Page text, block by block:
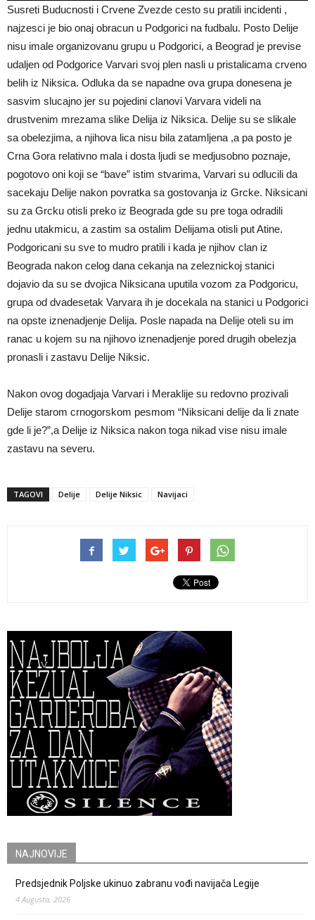
Susreti Buducnosti i Crvene Zvezde cesto su pratili incidenti ,
najzesci je bio onaj obracun u Podgorici na fudbalu. Posto Delije
nisu imale organizovanu grupu u Podgorici, a Beograd je previse
udaljen od Podgorice Varvari svoj plen nasli u pristalicama crveno
belih iz Niksica. Odluka da se napadne ova grupa donesena je
sasvim slucajno jer su pojedini clanovi Varvara videli na
drustvenim mrezama slike Delija iz Niksica. Delije su se slikale
sa obelezjima, a njihova lica nisu bila zatamljena ,a pa posto je
Crna Gora relativno mala i dosta ljudi se medjusobno poznaje,
pogotovo oni koji se “bave” istim stvarima, Varvari su odlucili da
sacekaju Delije nakon povratka sa gostovanja iz Grcke. Niksicani
su za Grcku otisli preko iz Beograda gde su pre toga odradili
jednu utakmicu, a zastim sa ostalim Delijama otisli put Atine.
Podgoricani su sve to mudro pratili i kada je njihov clan iz
Beograda nakon celog dana cekanja na zeleznickoj stanici
dojavio da su se dvojica Niksicana uputila vozom za Podgoricu,
grupa od dvadesetak Varvara ih je docekala na stanici u Podgorici
na opste iznenadjenje Delija. Posle napada na Delije oteli su im
ranac u kojem su na njihovo iznenadjenje pored drugih obelezja
pronasli i zastavu Delije Niksic.
Nakon ovog dogadjaja Varvari i Meraklije su redovno prozivali
Delije starom crnogorskom pesmom “Niksicani delije da li znate
gde li je?”,a Delije iz Niksica nakon toga nikad vise nisu imale
zastavu na severu.
TAGOVI Delije Delije Niksic Navijaci
NAJNOVIJE
Predsjednik Poljske ukinuo zabranu vođi navijača Legije
4 Augusta, 2026